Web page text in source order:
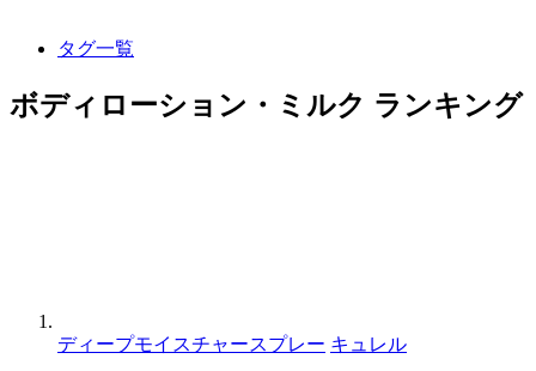
タグ一覧
ボディローション・ミルク ランキング
ディープモイスチャースプレー キュレル